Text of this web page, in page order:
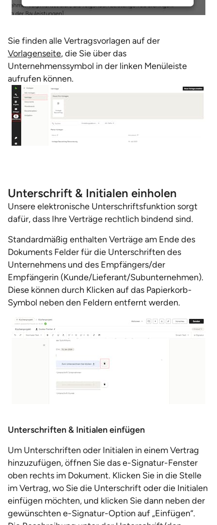
Sie finden alle Vertragsvorlagen auf der
Vorlagenseite, die Sie über das
Unternehmenssymbol in der linken Menüleiste
aufrufen können.
Unterschrift & Initialen einholen
Unsere elektronische Unterschriftsfunktion sorgt
dafür, dass Ihre Verträge rechtlich bindend sind.
Standardmäßig enthalten Verträge am Ende des
Dokuments Felder für die Unterschriften des
Unternehmens und des Empfängers/der
Empfängerin (Kunde/Lieferant/Subunternehmen).
Diese können durch Klicken auf das Papierkorb-
Symbol neben den Feldern entfernt werden.
Unterschriften & Initialen einfügen
Um Unterschriften oder Initialen in einem Vertrag
hinzuzufügen, öffnen Sie das e-Signatur-Fenster
oben rechts im Dokument. Klicken Sie in die Stelle
im Vertrag, wo Sie die Unterschrift oder die Initialen
einfügen möchten, und klicken Sie dann neben der
gewünschten e-Signatur-Option auf „Einfügen“.